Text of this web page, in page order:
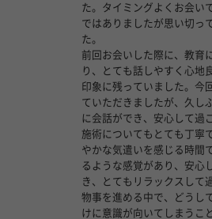
た。タイミングよくお会い
ではありましたが思い切っ
た。
前回お会いした際に、教育
り、とても話しやすく心地
印象に残っていました。今
ていただきましたが、久し
に会話ができ、安心して過
施術についてもとても丁寧
やかな気遣いを感じる時間
るような感覚があり、安心
き、とてもリラックスして
物事を進める中で、どうし
けに意識が向いてしまうこ